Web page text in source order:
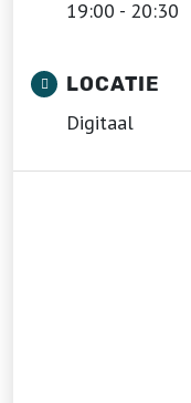
19:00 - 20:30
LOCATIE
Digitaal